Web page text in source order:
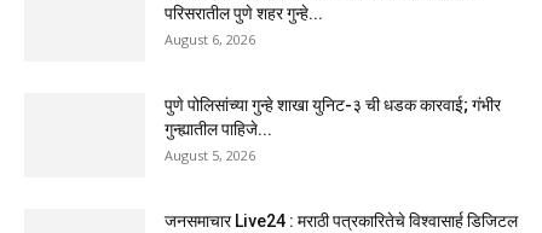
परिसरातील पुणे शहर गुन्हे...
August 6, 2026
पुणे पोलिसांच्या गुन्हे शाखा युनिट-३ ची धडक कारवाई; गंभीर
गुन्ह्यातील पाहिजे...
August 5, 2026
जनसमाचार Live24 : मराठी पत्रकारितेचे विश्वासार्ह डिजिटल